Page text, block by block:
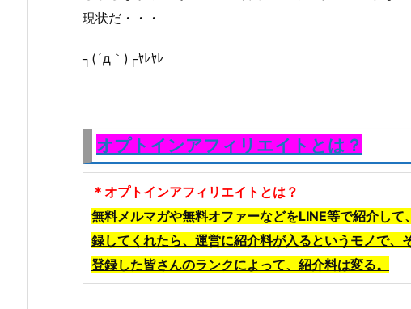
現状だ・・・
┐(´д｀)┌ﾔﾚﾔﾚ
オプトインアフィリエイトとは？
＊オプトインアフィリエイトとは？
無料メルマガや無料オファーなどをLINE等で紹介し
録してくれたら、運営に紹介料が入るというモノで
登録した皆さんのランクによって、紹介料は変る。